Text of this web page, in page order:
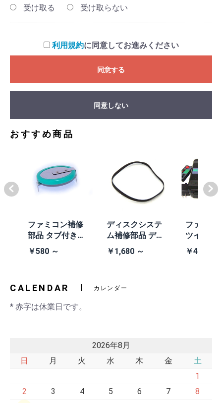
受け取る 受け取らない
利用規約に同意してお進みください
同意する
同意しない
おすすめ商品
ファミコン補修
部品 タブ付きコ
イン電池(CR203
2)
￥580 ～
ディスクシステ
ム補修部品 ディ
スクシステム用
交換ベルト
￥1,680 ～
ファミコ
ツインフ
ン本体
黒・連射
￥41,980
CALENDAR カレンダー
* 赤字は休業日です。
2026年8月
日
月 火 水 木 金
土
1
2
3 4 5 6 7
8